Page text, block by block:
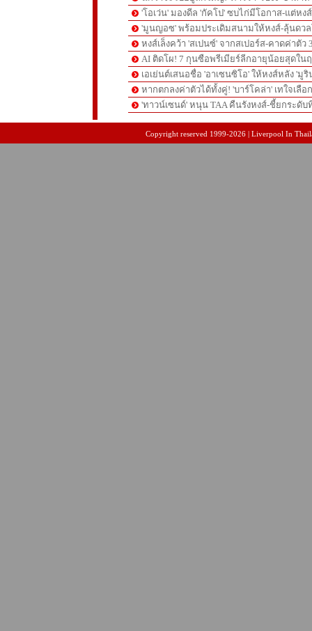
'โอเว่น' มองดีล 'กัคโป' ซบไก่มีโอกาส-แต่ห
'มูนญอซ' พร้อมประเดิมสนามให้หงส์-ลุ้นดว
หงส์เล็งคว้า 'สเปนซ์' จากสเปอร์ส-คาดค่าตัว
AI ติดโผ! 7 กุนซือพรีเมียร์ลีกอายุน้อยสุดใน
เอเย่นต์เสนอชื่อ 'อาเซนซิโอ' ให้หงส์หลัง 'มู
หากตกลงค่าตัวได้ทั้งคู่! 'บาร์โคล่า' เทใจเลือ
'ทาวน์เซนด์' หนุน TAA คืนรังหงส์-ชี้ยกระดั
Copyright reserved 1999-2026 | Liverpool In